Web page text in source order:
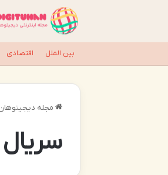
بین الملل اقتصادی
مجله
سریال